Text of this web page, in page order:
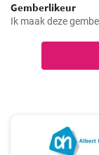
Gemberlikeur
Ik maak deze